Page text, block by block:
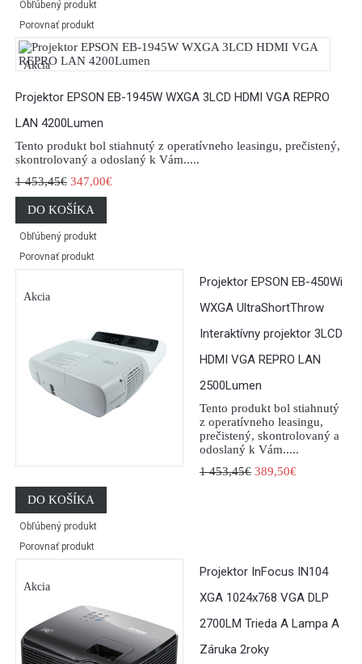
Obľúbený produkt
Porovnať produkt
Akcia
Projektor EPSON EB-1945W WXGA 3LCD HDMI VGA REPRO
LAN 4200Lumen
Tento produkt bol stiahnutý z operatívneho leasingu, prečistený,
skontrolovaný a odoslaný k Vám.....
1 453,45€ 347,00€
DO KOŠÍKA
Obľúbený produkt
Porovnať produkt
Akcia
Projektor EPSON EB-450Wi
WXGA UltraShortThrow
Interaktívny projektor 3LCD
HDMI VGA REPRO LAN
2500Lumen
Tento produkt bol stiahnutý
z operatívneho leasingu,
prečistený, skontrolovaný a
odoslaný k Vám.....
1 453,45€ 389,50€
DO KOŠÍKA
Obľúbený produkt
Porovnať produkt
Akcia
Projektor InFocus IN104
XGA 1024x768 VGA DLP
2700LM Trieda A Lampa A
Záruka 2roky